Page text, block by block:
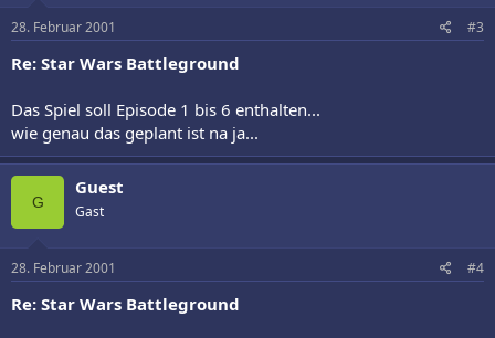
28. Februar 2001 #3
Re: Star Wars Battleground
Das Spiel soll Episode 1 bis 6 enthalten...
wie genau das geplant ist na ja...
G
Guest
Gast
28. Februar 2001 #4
Re: Star Wars Battleground